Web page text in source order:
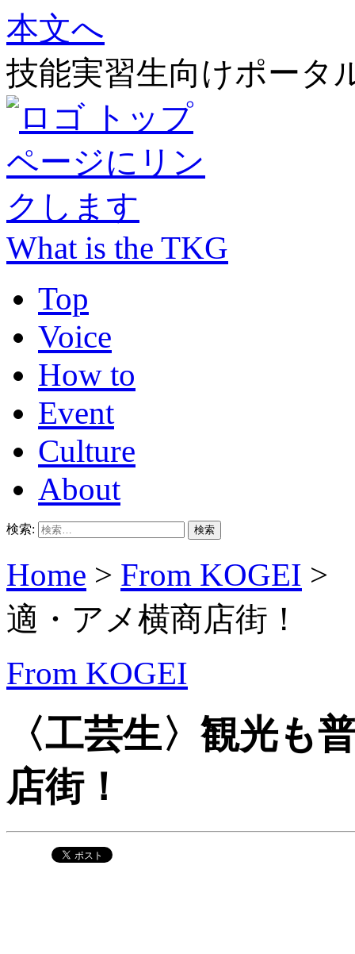
本文へ
技能実習生向けポータ
What is the TKG
Top
Voice
How to
Event
Culture
About
検索:
Home > From KOGEI >
適・アメ横商店街！
From KOGEI
〈工芸生〉観光も
店街！